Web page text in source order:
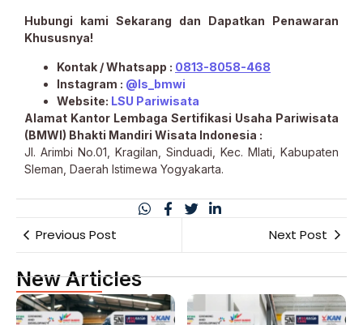
Hubungi kami Sekarang dan Dapatkan Penawaran
Khususnya!
Kontak / Whatsapp : 0813-8058-468
Instagram : @ls_bmwi
Website: LSU Pariwisata
Alamat Kantor Lembaga Sertifikasi Usaha Pariwisata
(BMWI) Bhakti Mandiri Wisata Indonesia :
Jl. Arimbi No.01, Kragilan, Sinduadi, Kec. Mlati, Kabupaten
Sleman, Daerah Istimewa Yogyakarta.
Previous Post Next Post
New Articles